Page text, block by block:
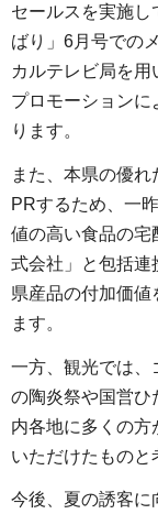
セールスを実施し
ばり」6月号での
カルテレビ局を
プロモーションに
ります。
また、本県の優
PRするため、一
値の高い食品の宅
式会社」と包括連
県産品の付加価値
ます。
一方、観光では、
の陶炎祭や国営ひ
内各地に多くの
いただけたものと
今後、夏の誘客に